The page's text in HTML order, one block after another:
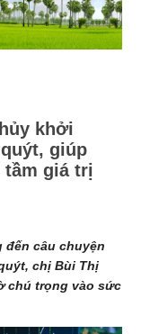
khởi
giúp
tầm giá trị
đến câu chuyện
chị Bùi Thị
chú trọng vào sức